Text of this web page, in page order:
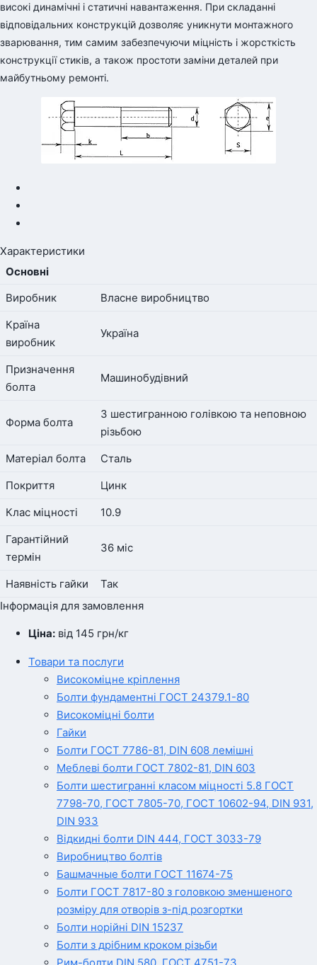
високі динамічні і статичні навантаження. При складанні
відповідальних конструкцій дозволяє уникнути монтажного
зварювання, тим самим забезпечуючи міцність і жорсткість
конструкції стиків, а також простоти заміни деталей при
майбутньому ремонті.
Характеристики
Основні
Виробник
Власне виробництво
Країна
виробник
Україна
Призначення
болта
Машинобудівний
Форма болта
З шестигранною голівкою та неповною
різьбою
Матеріал болта
Сталь
Покриття
Цинк
Клас міцності
10.9
Гарантійний
термін
36 міс
Наявність гайки
Так
Інформація для замовлення
Ціна: від 145 грн/кг
Товари та послуги
Високоміцне кріплення
Болти фундаментні ГОСТ 24379.1-80
Високоміцні болти
Гайки
Болти ГОСТ 7786-81, DIN 608 лемішні
Меблеві болти ГОСТ 7802-81, DIN 603
Болти шестигранні класом міцності 5.8 ГОСТ
7798-70, ГОСТ 7805-70, ГОСТ 10602-94, DIN 931,
DIN 933
Відкидні болти DIN 444, ГОСТ 3033-79
Виробництво болтів
Башмачные болти ГОСТ 11674-75
Болти ГОСТ 7817-80 з головкою зменшеного
розміру для отворів з-під розгортки
Болти норійні DIN 15237
Болти з дрібним кроком різьби